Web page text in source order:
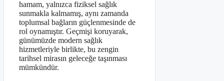
hamam, yalnızca fiziksel sağlık
sunmakla kalmamış, aynı zamanda
toplumsal bağların güçlenmesinde de
rol oynamıştır. Geçmişi koruyarak,
günümüzde modern sağlık
hizmetleriyle birlikte, bu zengin
tarihsel mirasın geleceğe taşınması
mümkündür.